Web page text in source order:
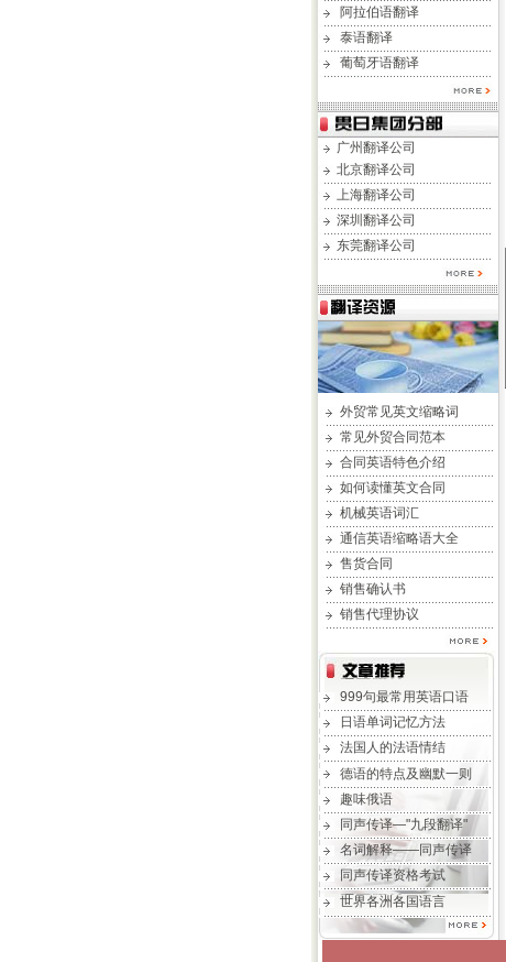
阿拉伯语翻译
泰语翻译
葡萄牙语翻译
广州翻译公司
北京翻译公司
上海翻译公司
深圳翻译公司
东莞翻译公司
外贸常见英文缩略词
常见外贸合同范本
合同英语特色介绍
如何读懂英文合同
机械英语词汇
通信英语缩略语大全
售货合同
销售确认书
销售代理协议
999句最常用英语口语
日语单词记忆方法
法国人的法语情结
德语的特点及幽默一则
趣味俄语
同声传译—"九段翻译"
名词解释——同声传译
同声传译资格考试
世界各洲各国语言